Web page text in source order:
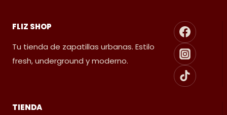
FLIZ SHOP
Tu tienda de zapatillas urbanas. Estilo
fresh, underground y moderno.
TIENDA